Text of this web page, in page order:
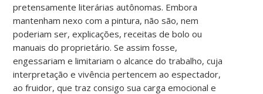
pretensamente literárias autônomas. Embora
mantenham nexo com a pintura, não são, nem
poderiam ser, explicações, receitas de bolo ou
manuais do proprietário. Se assim fosse,
engessariam e limitariam o alcance do trabalho, cuja
interpretação e vivência pertencem ao espectador,
ao fruidor, que traz consigo sua carga emocional e